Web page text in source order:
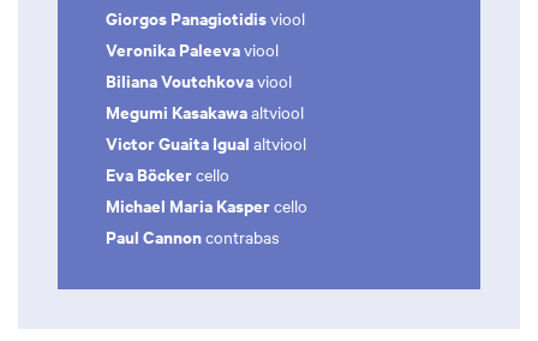
Giorgos Panagiotidisviool
Veronika Paleevaviool
Biliana Voutchkovaviool
Megumi Kasakawaaltviool
Victor Guaita Igual altviool
Eva Böckercello
Michael Maria Kaspercello
Paul Cannoncontrabas